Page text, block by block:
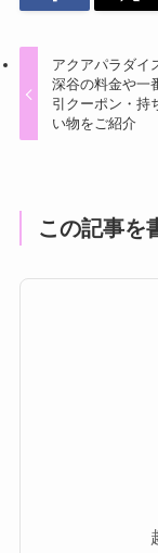
アクアパラダイ
深谷の料金や一
引クーポン・持
い物をご紹介
この記事を